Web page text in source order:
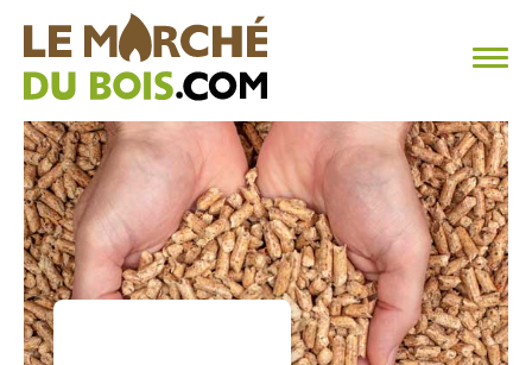
CHAUFFAGE AU BOIS
FAQ
CALCULER SA CONSOMMATION
TROUVER SON FOURNISSEUR